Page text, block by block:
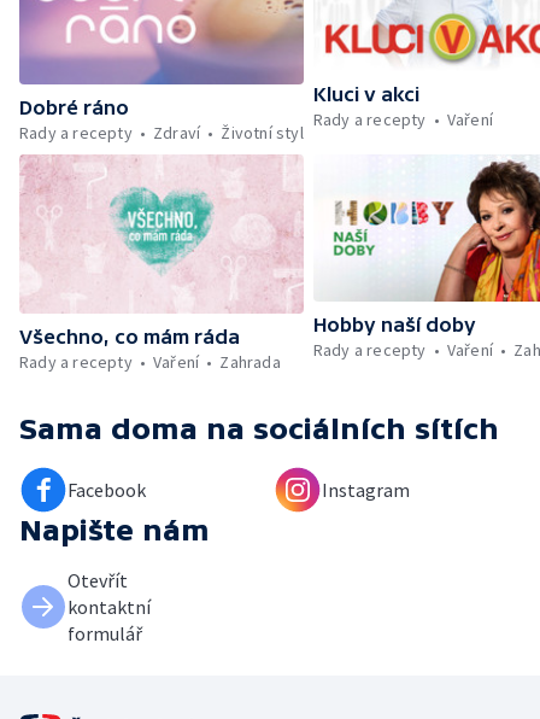
Dobré ráno
Rady a recepty
Zdraví Životní styl
Kluci v akci
Rady a recepty
Vaření
Všechno, co mám ráda
Rady a recepty
Vaření Zahrada
Hobby naší doby
Rady a recepty
Vaření
Sama doma na sociálních sítích
Facebook Instagram
Napište nám
Otevřít
kontaktní
formulář